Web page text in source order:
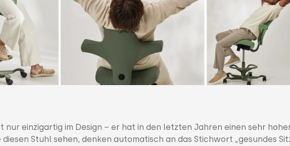
nur einzigartig im Design – er hat in den letzten Jahren einen sehr
Stuhl sehen, denken automatisch an das Stichwort „gesundes